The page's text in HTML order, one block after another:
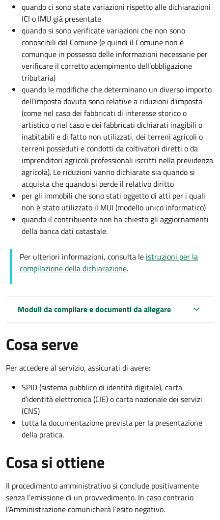
quando ci sono state variazioni rispetto alle dichiarazioni
ICI o IMU già presentate
quando si sono verificate variazioni che non sono
conoscibili dal Comune (e quindi il Comune non è
comunque in possesso delle informazioni necessarie per
verificare il corretto adempimento dell’obbligazione
tributaria)
quando le modifiche che determinano un diverso importo
dell'imposta dovuta sono relative a riduzioni d'imposta
(come nel caso dei fabbricati di interesse storico o
artistico o nel caso e dei fabbricati dichiarati inagibili o
inabitabili e di fatto non utilizzati, dei terreni agricoli o
terreni posseduti e condotti da coltivatori diretti o da
imprenditori agricoli professionali iscritti nella previdenza
agricola). Le riduzioni vanno dichiarate sia quando si
acquista che quando si perde il relativo diritto
per gli immobili che sono stati oggetto di atti per i quali
non è stato utilizzato il MUI (modello unico informatico)
quando il contribuente non ha chiesto gli aggiornamenti
della banca dati catastale.
Per ulteriori informazioni, consulta le istruzioni per la
compilazione della dichiarazione.
Moduli da compilare e documenti da allegare
Cosa serve
Per accedere al servizio, assicurati di avere:
SPID (sistema pubblico di identità digitale), carta
d’identità elettronica (CIE) o carta nazionale dei servizi
(CNS)
tutta la documentazione prevista per la presentazione
della pratica.
Cosa si ottiene
Il procedimento amministrativo si conclude positivamente
senza l’emissione di un provvedimento. In caso contrario
l’Amministrazione comunicherà l’esito negativo.